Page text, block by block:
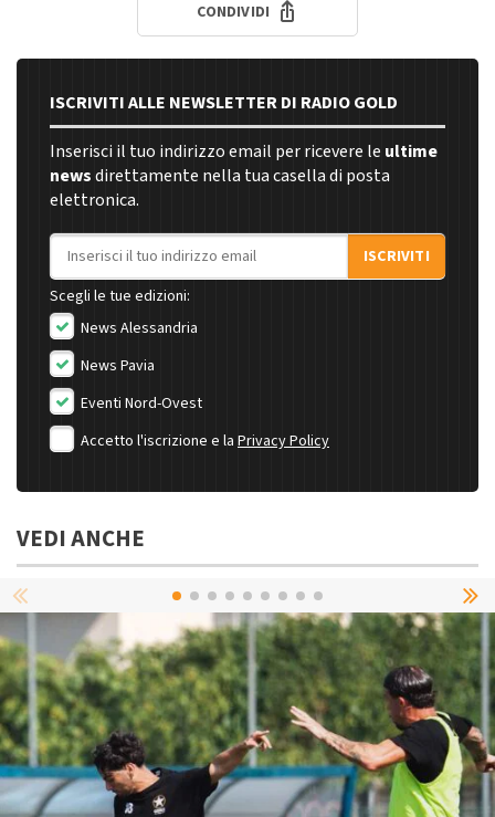
CONDIVIDI
ISCRIVITI ALLE NEWSLETTER DI RADIO GOLD
Inserisci il tuo indirizzo email per ricevere le ultime
newsdirettamente nella tua casella di posta
elettronica.
Indirizzo email
ISCRIVITI
Scegli le tue edizioni:
News Alessandria
News Pavia
Eventi Nord-Ovest
Accetto l'iscrizione e la Privacy Policy
VEDI ANCHE